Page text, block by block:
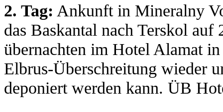
2. Tag: Ankunft in Mineralny
das Baskantal nach Terskol
übernachten im Hotel Alamat
Elbrus-Überschreitung wieder
deponiert werden kann. ÜB